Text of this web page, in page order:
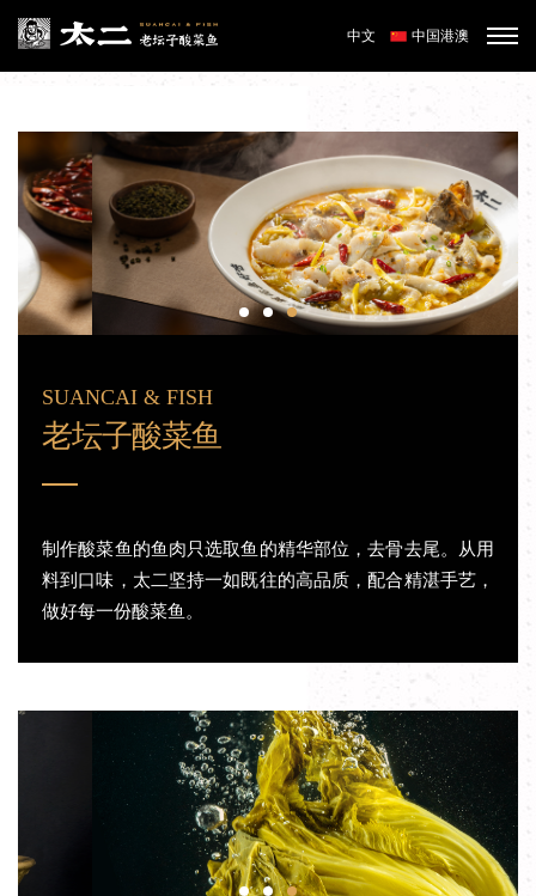
中文 中国港澳
SUANCAI & FISH
老坛子酸菜鱼
制作酸菜鱼的鱼肉只选取鱼的精华部位，去骨去尾。从用
料到口味，太二坚持一如既往的高品质，配合精湛手艺，
做好每一份酸菜鱼。